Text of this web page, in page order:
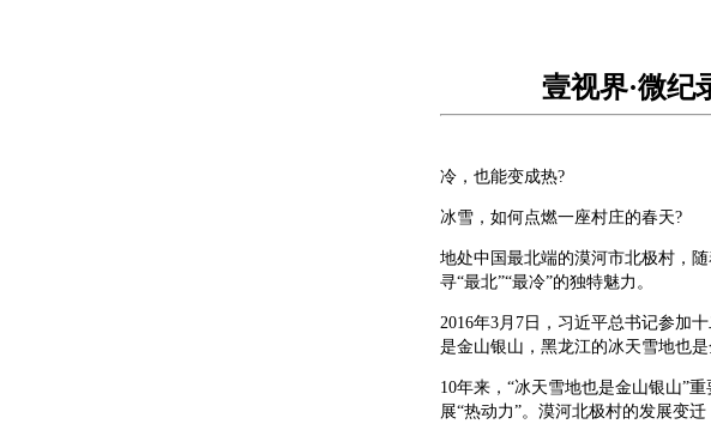
壹视界·微纪
冷，也能变成热?
冰雪，如何点燃一座村庄的春天?
地处中国最北端的漠河市北极村，
寻“最北”“最冷”的独特魅力。
2016年3月7日，习近平总书记参加
是金山银山，黑龙江的冰天雪地也
10年来，“冰天雪地也是金山银山”
展“热动力”。漠河北极村的发展变